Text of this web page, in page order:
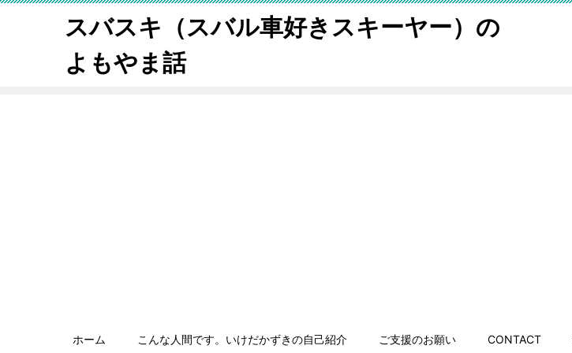
スバスキ（スバル車好きスキーヤー）の
よもやま話
ホーム こんな人間です。いけだかずきの自己紹介 ご支援のお願い CONTACT